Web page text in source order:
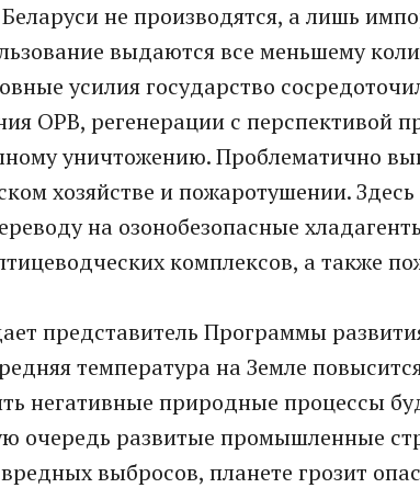
не производятся, а лишь
выдаются все меньшему
усилия государство
ОРВ, регенерации с перспективой
уничтожению. Проблематично
хозяйстве и пожаротушении.
на озонобезопасные
комплексов, а также
представитель Программы
температура на Земле
негативные природные процессы
очередь развитые промышленные
выбросов, планете грозит